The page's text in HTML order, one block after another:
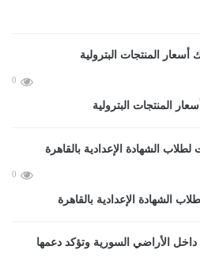
0
0
الشهادة الإعدادية بالقاهرة